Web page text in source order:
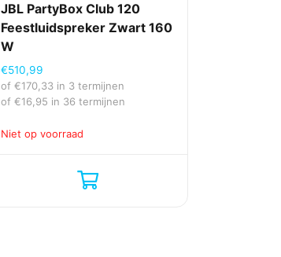
JBL PartyBox Club 120
Feestluidspreker Zwart 160
W
€510,99
of€170,33 in 3 termijnen
of€16,95 in 36 termijnen
Niet op voorraad